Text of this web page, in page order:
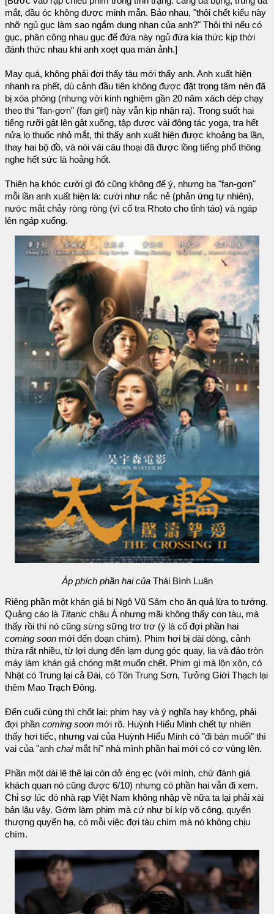
mắt, đầu óc không được minh mẫn. Bảo nhau, "thôi chết kiểu này
nhỡ ngủ gục làm sao ngắm dung nhan của anh?" Thôi thì nếu có
gục, phân công nhau gục để đứa này ngủ đứa kia thức kịp thời
đánh thức nhau khi anh xoẹt qua màn ảnh.]
May quá, không phải đợi thấy tàu mới thấy anh. Anh xuất hiện
nhanh ra phết, dù cảnh đầu tiên không được đặt trọng tâm nên đã
bị xóa phông (nhưng với kinh nghiệm gần 20 năm xách dép chạy
theo thì "fan-gơn" (fan girl) này vẫn kịp nhận ra). Trong suốt hai
tiếng rưỡi gật lên gật xuống, tập được vài động tác yoga, tra hết
nửa lọ thuốc nhỏ mắt, thì thấy anh xuất hiện được khoảng ba lần,
thay hai bộ đồ, và nói vài câu thoại đã được lồng tiếng phổ thông
nghe hết sức là hoảng hốt.
Thiên hạ khóc cười gì đó cũng không để ý, nhưng ba "fan-gơn"
mỗi lần anh xuất hiện là: cười như nắc nẻ (phản ứng tự nhiên),
nước mắt chảy ròng ròng (vì cố tra Rhoto cho tỉnh táo) và ngáp
lên ngáp xuống.
Áp phích phần hai củaThái Bình Luân
Riêng phần một khán giả bị Ngô Vũ Sâm cho ăn quả lừa to tướng.
Quảng cáo là Titanic châu Á nhưng mãi không thấy con tàu, mà
thấy rồi thì nó cũng sừng sững trơ trơ (ý là cố đợi phần hai
coming soon mới đến đoạn chìm). Phim hơi bị dài dòng, cảnh
thừa rất nhiều, từ lợi dụng đến lạm dụng góc quay, lia và đảo tròn
máy làm khán giả chóng mặt muốn chết. Phim gì mà lộn xộn, có
Nhật có Trung lại cả Đài, có Tôn Trung Sơn, Tưởng Giới Thạch lại
thêm Mao Trạch Đông.
Đến cuối cùng thì chốt lại: phim hay và ý nghĩa hay không, phải
đợi phần coming soon mới rõ. Huỳnh Hiểu Minh chết tự nhiên
thấy hơi tiếc, nhưng vai của Huỳnh Hiểu Minh có "đi bán muối" thì
vai của "anh chai mắt hí" nhà mình phần hai mới có cơ vùng lên.
Phần một dài lê thê lại còn dở èng ẹc (với mình, chứ đánh giá
khách quan nó cũng được 6/10) nhưng có phần hai vẫn đi xem.
Chỉ sợ lúc đó nhà rạp Việt Nam không nhập về nữa ta lại phải xài
bản lậu vậy. Gớm làm phim mà cứ như bí kíp võ công, quyển
thượng quyển hạ, có mỗi việc đợi tàu chìm mà nó không chịu
chìm.